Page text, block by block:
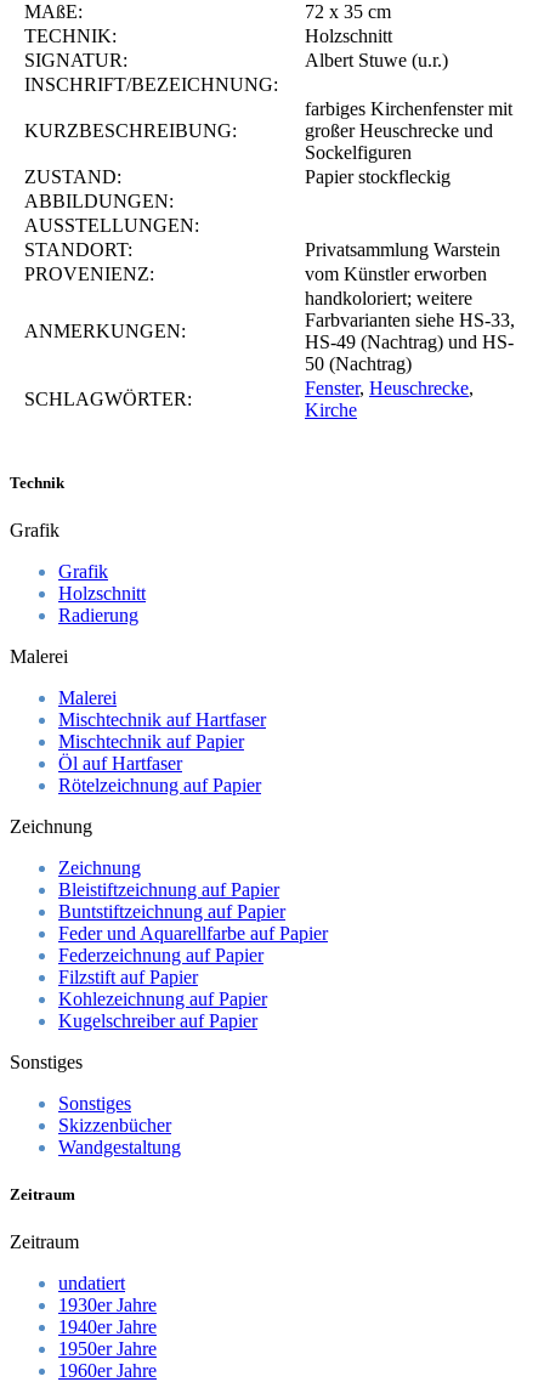
MAßE:
72 x 35 cm
TECHNIK:
Holzschnitt
SIGNATUR:
Albert Stuwe (u.r.)
INSCHRIFT/BEZEICHNUNG:
KURZBESCHREIBUNG:
farbiges Kirchenfenster mit
großer Heuschrecke und
Sockelfiguren
ZUSTAND:
Papier stockfleckig
ABBILDUNGEN:
AUSSTELLUNGEN:
STANDORT:
Privatsammlung Warstein
PROVENIENZ:
vom Künstler erworben
ANMERKUNGEN:
handkoloriert; weitere
Farbvarianten siehe HS-33,
HS-49 (Nachtrag) und HS-
50 (Nachtrag)
SCHLAGWÖRTER:
Fenster, Heuschrecke,
Kirche
Technik
Grafik
Grafik
Holzschnitt
Radierung
Malerei
Malerei
Mischtechnik auf Hartfaser
Mischtechnik auf Papier
Öl auf Hartfaser
Rötelzeichnung auf Papier
Zeichnung
Zeichnung
Bleistiftzeichnung auf Papier
Buntstiftzeichnung auf Papier
Feder und Aquarellfarbe auf Papier
Federzeichnung auf Papier
Filzstift auf Papier
Kohlezeichnung auf Papier
Kugelschreiber auf Papier
Sonstiges
Sonstiges
Skizzenbücher
Wandgestaltung
Zeitraum
Zeitraum
undatiert
1930er Jahre
1940er Jahre
1950er Jahre
1960er Jahre